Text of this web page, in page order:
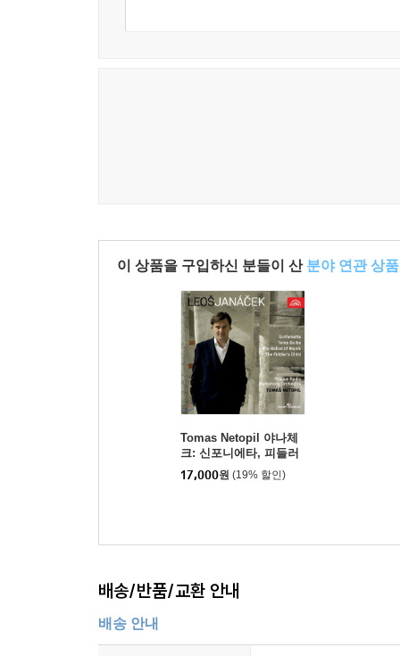
이 상품을 구입하신 분들이 산 분야 연관 상품
Tomas Netopil 야나체
크: 신포니에타, 피들러
의 아이 (Janacek : Sinf
onietta, Taras Bulba)
17,000원 (19% 할인)
배송/반품/교환 안내
배송 안내